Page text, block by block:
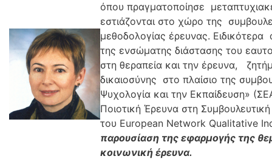
όπου πραγματοποίησε
εστιάζονται στο χώρο της
μεθοδολογίας έρευνας. Ειδικότερα
της ενσώματης διάστασης του
στη θεραπεία και την έρευνα,
δικαιοσύνης στο πλαίσιο της
Ψυχολογία και την Εκπαίδευση»
Ποιοτική Έρευνα στη
του European Network Qualitative
παρουσίαση της εφαρμογής της
κοινωνική έρευνα.